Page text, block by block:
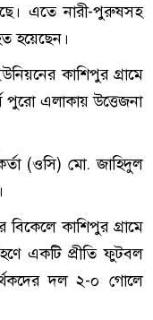
এতে নারী-পুরুষসহ
হয়েছেন।
কাশিপুর গ্রামে
পুরো এলাকায় উত্তেজনা
(ওসি) মো. জাহিদুল
বিকেলে কাশিপুর গ্রামে
একটি প্রীতি ফুটবল
দল ২-০ গোলে